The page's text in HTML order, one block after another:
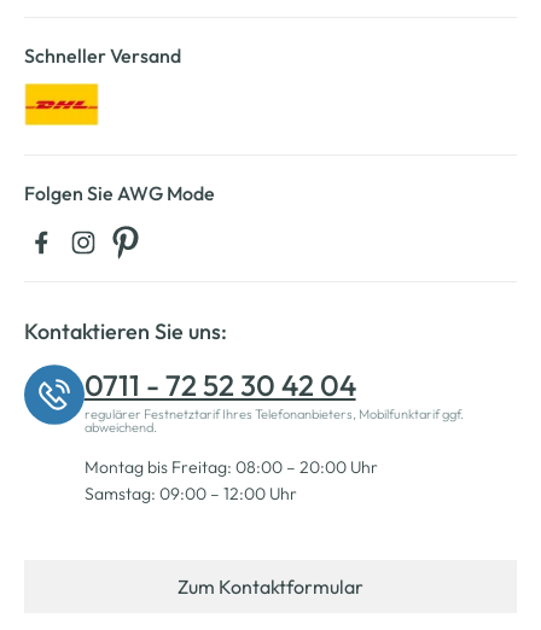
Schneller Versand
Folgen Sie AWG Mode
Kontaktieren Sie uns:
0711 - 72 52 30 42 04
regulärer Festnetztarif Ihres Telefonanbieters, Mobilfunktarif ggf.
abweichend.
Montag bis Freitag: 08:00 – 20:00 Uhr
Samstag: 09:00 – 12:00 Uhr
Zum Kontaktformular